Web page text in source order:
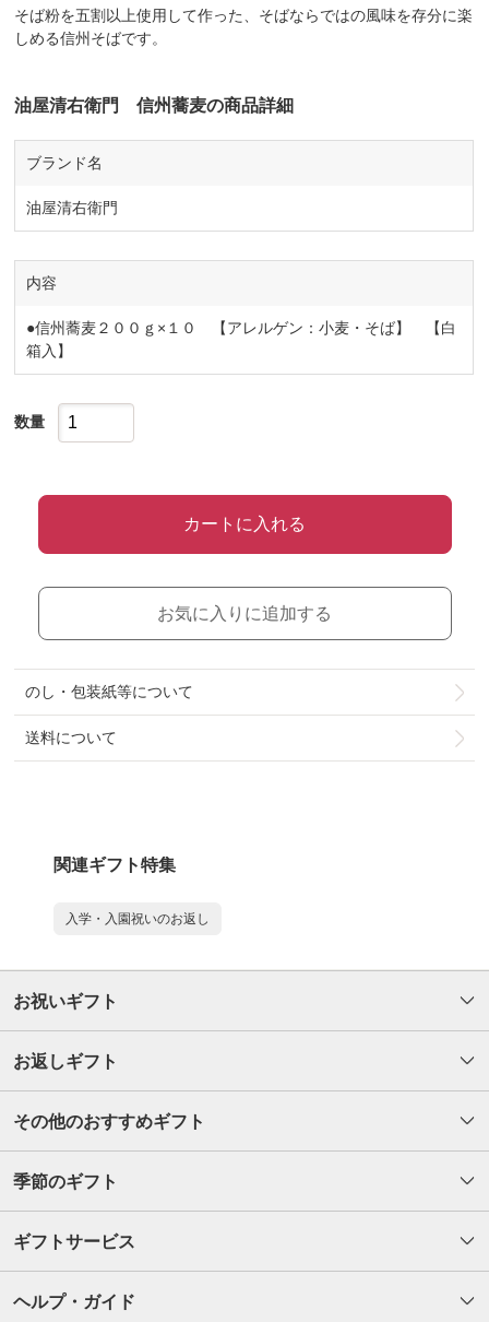
そば粉を五割以上使用して作った、そばならではの風味を存分に楽
しめる信州そばです。
油屋清右衛門 信州蕎麦の商品詳細
ブランド名
油屋清右衛門
内容
●信州蕎麦２００ｇ×１０ 【アレルゲン：小麦・そば】 【白
箱入】
数量
カートに入れる
お気に入りに追加する
のし・包装紙等について
送料について
関連ギフト特集
入学・入園祝いのお返し
お祝いギフト
お返しギフト
その他のおすすめギフト
季節のギフト
ギフトサービス
ヘルプ・ガイド